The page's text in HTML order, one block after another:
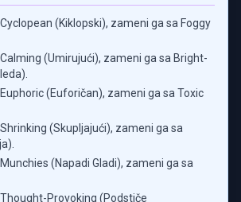
(Kiklopski), zameni ga sa Foggy
(Umirujući), zameni ga sa Bright-
(Euforičan), zameni ga sa Toxic
(Skupljajući), zameni ga sa
(Napadi Gladi), zameni ga sa
Provoking (Podstiče